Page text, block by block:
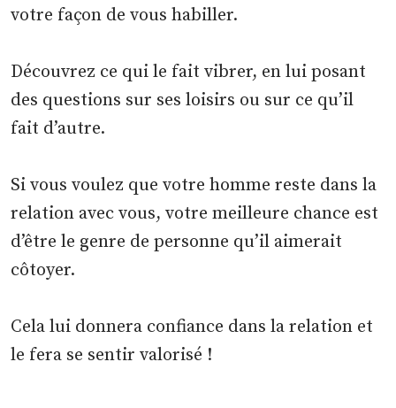
votre façon de vous habiller.
Découvrez ce qui le fait vibrer, en lui posant
des questions sur ses loisirs ou sur ce qu’il
fait d’autre.
Si vous voulez que votre homme reste dans la
relation avec vous, votre meilleure chance est
d’être le genre de personne qu’il aimerait
côtoyer.
Cela lui donnera confiance dans la relation et
le fera se sentir valorisé !